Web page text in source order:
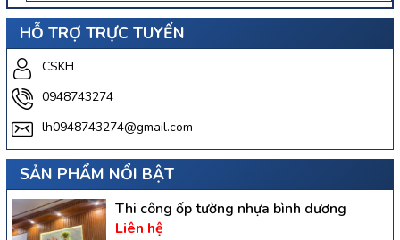
HỖ TRỢ TRỰC TUYẾN
CSKH
0948743274
lh0948743274@gmail.com
SẢN PHẨM NỔI BẬT
Thi công ốp tường nhựa bình dương
Liên hệ